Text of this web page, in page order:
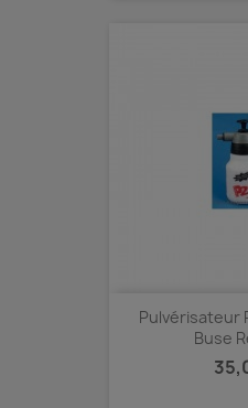
Pulvérisateur
Buse
Prix